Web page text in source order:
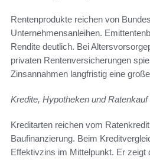
Rentenprodukte reichen von
Unternehmensanleihen.
Rendite deutlich. Bei
privaten Rentenversicherungen
Zinsannahmen langfristig eine
Kredite, Hypotheken und Ratenkauf
Kreditarten reichen vom
Baufinanzierung. Beim
Effektivzins im Mittelpunkt. Er zeigt